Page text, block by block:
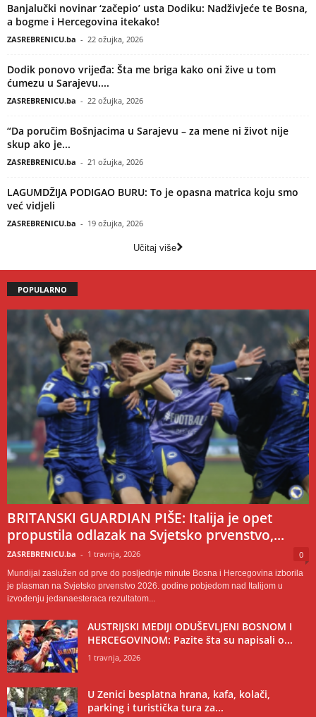
Banjalučki novinar ‘začepio’ usta Dodiku: Nadživjeće te Bosna,
a bogme i Hercegovina itekako!
ZASREBRENICU.ba - 22 ožujka, 2026
Dodik ponovo vrijeđa: Šta me briga kako oni žive u tom
ćumezu u Sarajevu....
ZASREBRENICU.ba - 22 ožujka, 2026
“Da poručim Bošnjacima u Sarajevu – za mene ni život nije
skup ako je...
ZASREBRENICU.ba - 21 ožujka, 2026
LAGUMDŽIJA PODIGAO BURU: To je opasna matrica koju smo
već vidjeli
ZASREBRENICU.ba - 19 ožujka, 2026
Učitaj više
POPULARNO
BRITANSKI GUARDIAN PIŠE: Italija je opet
propustila odlazak na Svjetsko prvenstvo,...
ZASREBRENICU.ba - 1 travnja, 2026 0
Mundijal zaslužen od prve do posljednje minute Bosna i Hercegovina izborila
je plasman na Svjetsko prvenstvo 2026. godine pobjedom nad Italijom u
izvođenju jedanaesteraca rezultatom...
AUSTRIJSKI MEDIJI ODUŠEVLJENI BOSNOM I
HERCEGOVINOM: Pazite šta su napisali o...
1 travnja, 2026
U Zenici besplatna hrana, kafa, kolači,
parking i turistička tura za...